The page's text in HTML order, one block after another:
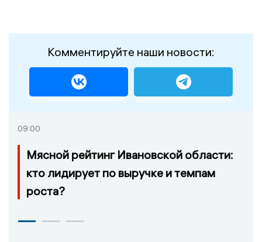
Комментируйте наши новости:
09:00
Мясной рейтинг Ивановской области:
кто лидирует по выручке и темпам
роста?